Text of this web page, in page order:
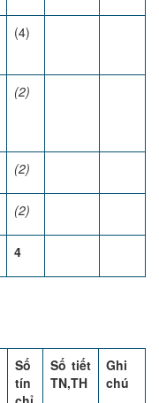
(4)
(2)
(2)
(2)
4
Số
tín
Số tiết
TN,TH
Ghi
chú